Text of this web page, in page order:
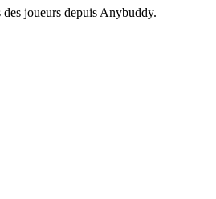
joueurs depuis Anybuddy.